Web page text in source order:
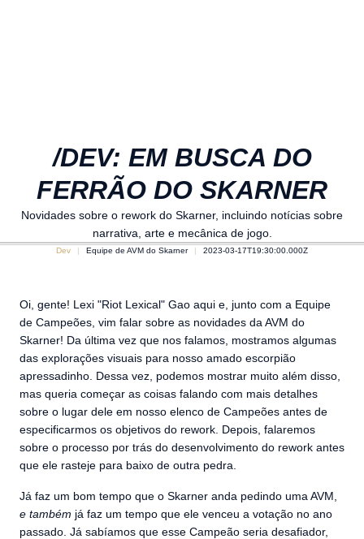
/DEV: EM BUSCA DO
FERRÃO DO SKARNER
Novidades sobre o rework do Skarner, incluindo notícias sobre
narrativa, arte e mecânica de jogo.
Dev Equipe de AVM do Skarner 2023-03-17T19:30:00.000Z
Oi, gente! Lexi "Riot Lexical" Gao aqui e, junto com a Equipe
de Campeões, vim falar sobre as novidades da AVM do
Skarner! Da última vez que nos falamos, mostramos algumas
das explorações visuais para nosso amado escorpião
apressadinho. Dessa vez, podemos mostrar muito além disso,
mas queria começar as coisas falando com mais detalhes
sobre o lugar dele em nosso elenco de Campeões antes de
especificarmos os objetivos do rework. Depois, falaremos
sobre o processo por trás do desenvolvimento do rework antes
que ele rasteje para baixo de outra pedra.
Já faz um bom tempo que o Skarner anda pedindo uma AVM,
e também já faz um tempo que ele venceu a votação no ano
passado. Já sabíamos que esse Campeão seria desafiador,